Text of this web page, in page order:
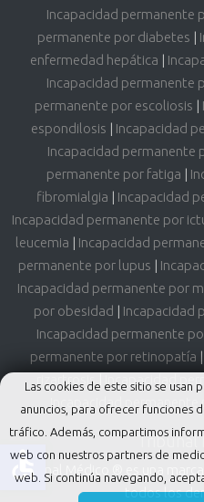
Las cookies de este sitio se usan
anuncios, para ofrecer funciones
tráfico. Además, compartimos
web con nuestros partners de
web. Si continúa navegando,
Incapacidad permanente
permanente por diabetes |
enfermedad hepática |
Incapacidad permanente
permanente por escoliosis |
espondilosis | Incapacidad
Incapacidad permanente
permanente por fatiga |
fibromialgia | Incapacidad
Incapacidad permanente por
leucemia | Incapacidad
permanente por lupus |
Incapacidad permanente por
por obesidad | Incapacidad
Incapacidad permanente
permanente por retinopatía |
rizartrosis
Incapacidad
Incapacidad
Tribunal
Tribunal Médico ® es una
todos los
accessible